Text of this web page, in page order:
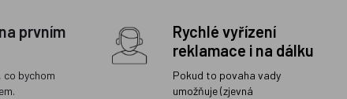
prvním
bychom
Rychlé vyřízení
reklamace i na dálku
Pokud to povaha vady
umožňuje (zjevná